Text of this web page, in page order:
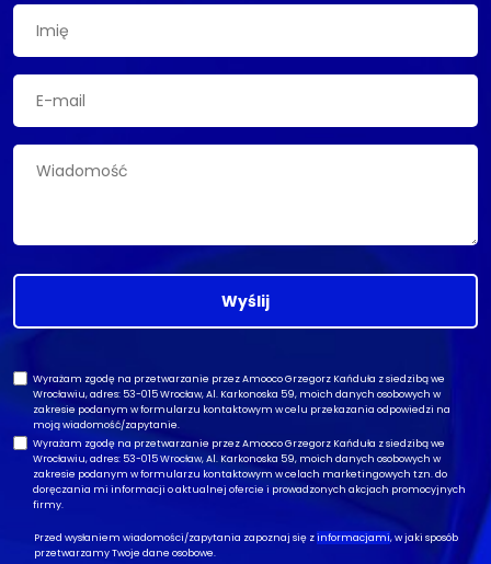
Wyślij
Wyrażam zgodę na przetwarzanie przez Amooco Grzegorz Kańduła z siedzibą we
Wrocławiu, adres: 53-015 Wrocław, Al. Karkonoska 59, moich danych osobowych w
zakresie podanym w formularzu kontaktowym w celu przekazania odpowiedzi na
moją wiadomość/zapytanie.
Wyrażam zgodę na przetwarzanie przez Amooco Grzegorz Kańduła z siedzibą we
Wrocławiu, adres: 53-015 Wrocław, Al. Karkonoska 59, moich danych osobowych w
zakresie podanym w formularzu kontaktowym w celach marketingowych tzn. do
doręczania mi informacji o aktualnej ofercie i prowadzonych akcjach promocyjnych
firmy.
Przed wysłaniem wiadomości/zapytania zapoznaj się zinformacjami, w jaki sposób
przetwarzamy Twoje dane osobowe.